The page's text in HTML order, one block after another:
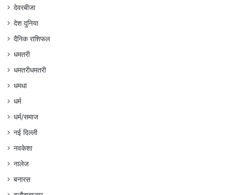
देवरबीजा
देश दुनिया
दैनिक राशिफल
धमतरी
धमतरीधमतरी
धमधा
धर्म
धर्म/समाज
नई दिल्ली
नवकेशा
नालेज
बनारस